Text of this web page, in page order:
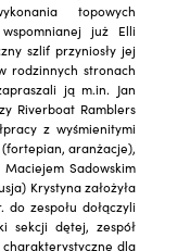
topowych
już Elli
szlif przyniosły jej
rodzinnych stronach
ją m.in. Jan
Riverboat Ramblers
z wyśmienitymi
aranżacje),
Sadowskim
Krystyna założyła
do zespołu dołączyli
sekcji dętej, zespół
dla